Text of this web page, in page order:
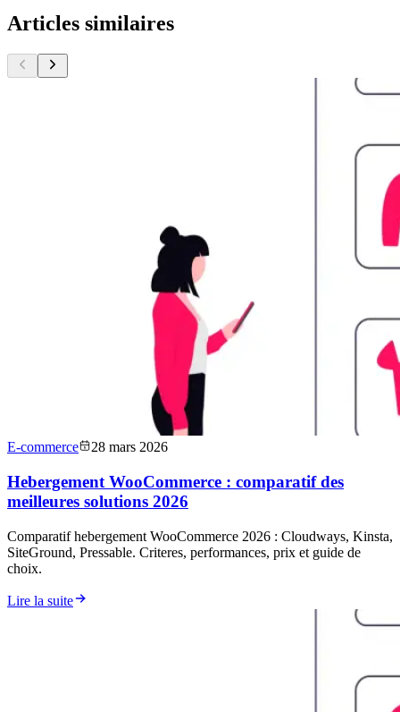
Articles similaires
E-commerce 28 mars 2026
Hebergement WooCommerce : comparatif des
meilleures solutions 2026
Comparatif hebergement WooCommerce 2026 : Cloudways, Kinsta,
SiteGround, Pressable. Criteres, performances, prix et guide de
choix.
Lire la suite